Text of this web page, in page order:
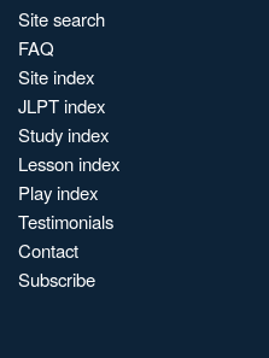
Site search
FAQ
Site index
JLPT index
Study index
Lesson index
Play index
Testimonials
Contact
Subscribe